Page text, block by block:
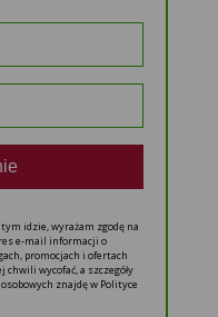
idzie, wyrażam zgodę na
e-mail informacji o
promocjach i ofertach
chwili wycofać, a szczegóły
znajdę w Polityce